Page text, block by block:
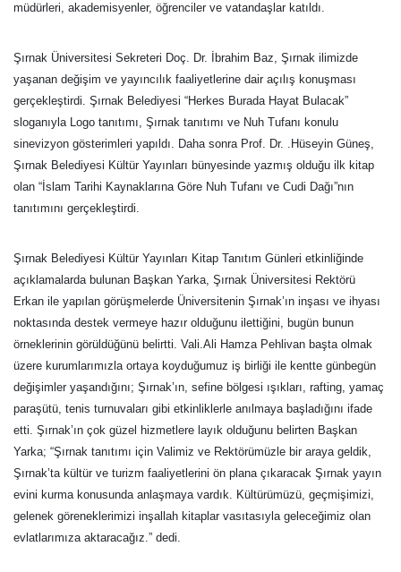
müdürleri, akademisyenler, öğrenciler ve vatandaşlar katıldı.
Şırnak Üniversitesi Sekreteri Doç. Dr. İbrahim Baz, Şırnak ilimizde
yaşanan değişim ve yayıncılık faaliyetlerine dair açılış konuşması
gerçekleştirdi. Şırnak Belediyesi “Herkes Burada Hayat Bulacak”
sloganıyla Logo tanıtımı, Şırnak tanıtımı ve Nuh Tufanı konulu
sinevizyon gösterimleri yapıldı. Daha sonra Prof. Dr. .Hüseyin Güneş,
Şırnak Belediyesi Kültür Yayınları bünyesinde yazmış olduğu ilk kitap
olan “İslam Tarihi Kaynaklarına Göre Nuh Tufanı ve Cudi Dağı”nın
tanıtımını gerçekleştirdi.
Şırnak Belediyesi Kültür Yayınları Kitap Tanıtım Günleri etkinliğinde
açıklamalarda bulunan Başkan Yarka, Şırnak Üniversitesi Rektörü
Erkan ile yapılan görüşmelerde Üniversitenin Şırnak’ın inşası ve ihyası
noktasında destek vermeye hazır olduğunu ilettiğini, bugün bunun
örneklerinin görüldüğünü belirtti. Vali.Ali Hamza Pehlivan başta olmak
üzere kurumlarımızla ortaya koyduğumuz iş birliği ile kentte günbegün
değişimler yaşandığını; Şırnak’ın, sefine bölgesi ışıkları, rafting, yamaç
paraşütü, tenis turnuvaları gibi etkinliklerle anılmaya başladığını ifade
etti. Şırnak’ın çok güzel hizmetlere layık olduğunu belirten Başkan
Yarka; “Şırnak tanıtımı için Valimiz ve Rektörümüzle bir araya geldik,
Şırnak’ta kültür ve turizm faaliyetlerini ön plana çıkaracak Şırnak yayın
evini kurma konusunda anlaşmaya vardık. Kültürümüzü, geçmişimizi,
gelenek göreneklerimizi inşallah kitaplar vasıtasıyla geleceğimiz olan
evlatlarımıza aktaracağız.” dedi.